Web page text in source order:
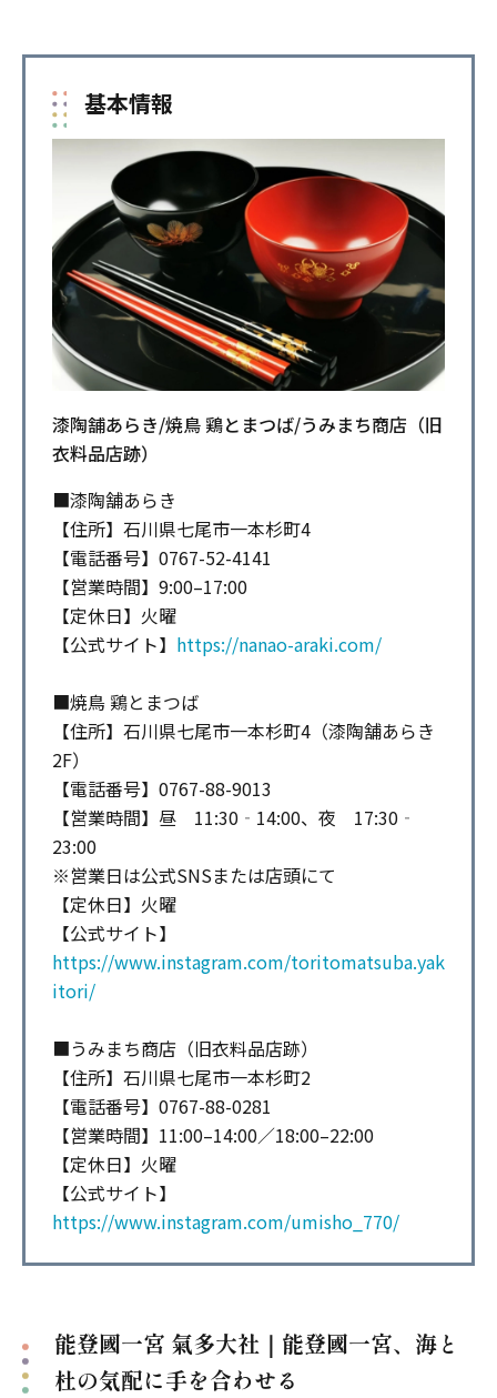
基本情報
漆陶舗あらき/焼鳥 鶏とまつば/うみまち商店（旧
衣料品店跡）
■漆陶舗あらき
【住所】石川県七尾市一本杉町4
【電話番号】0767-52-4141
【営業時間】9:00–17:00
【定休日】火曜
【公式サイト】 https://nanao-araki.com/
■焼鳥 鶏とまつば
【住所】石川県七尾市一本杉町4（漆陶舗あらき
2F）
【電話番号】0767-88-9013
【営業時間】昼 11:30‐14:00、夜 17:30‐
23:00
※営業日は公式SNSまたは店頭にて
【定休日】火曜
【公式サイト】
https://www.instagram.com/toritomatsuba.yak
itori/
■うみまち商店（旧衣料品店跡）
【住所】石川県七尾市一本杉町2
【電話番号】0767-88-0281
【営業時間】11:00–14:00／18:00–22:00
【定休日】火曜
【公式サイト】
https://www.instagram.com/umisho_770/
能登國一宮 氣多大社｜能登國一宮、海と
杜の気配に手を合わせる